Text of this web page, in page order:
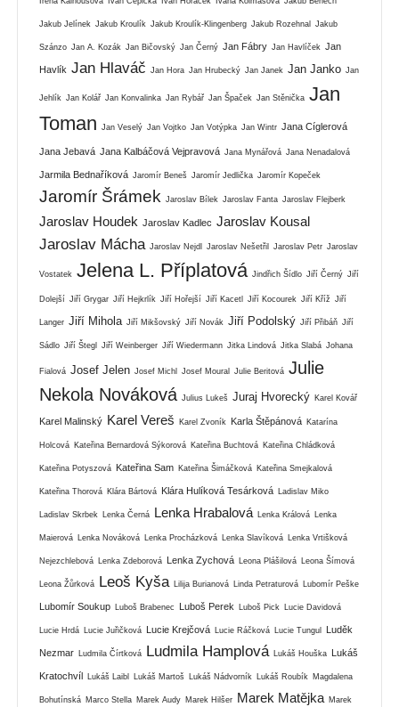
Jakub Jelínek Jakub Kroulík Jakub Kroulík-Klingenberg Jakub Rozehnal Jakub
Szánzo Jan A. Kozák Jan Bičovský Jan Černý Jan Fábry Jan Havlíček Jan
Havlík Jan Hlaváč Jan Hora Jan Hrubecký Jan Janek Jan Janko Jan
Jehlík Jan Kolář Jan Konvalinka Jan Rybář Jan Špaček Jan Stěnička Jan
Toman
Jan Veselý Jan Vojtko Jan Votýpka Jan Wintr Jana Cíglerová
Jana Jebavá Jana Kalbáčová Vejpravová Jana Mynářová Jana Nenadalová
Jarmila Bednaříková Jaromír Beneš Jaromír Jedlička Jaromír Kopeček
Jaromír Šrámek Jaroslav Bílek Jaroslav Fanta Jaroslav Flejberk
Jaroslav Houdek Jaroslav Kadlec Jaroslav Kousal
Jaroslav Mácha Jaroslav Nejdl Jaroslav Nešetřil Jaroslav Petr Jaroslav
Vostatek Jelena L. Příplatová Jindřich Šídlo Jiří Černý Jiří
Dolejší Jiří Grygar Jiří Hejkrlík Jiří Hořejší Jiří Kacetl Jiří Kocourek Jiří Kříž Jiří
Langer Jiří Mihola Jiří Mikšovský Jiří Novák Jiří Podolský Jiří Přibáň Jiří
Sádlo Jiří Štegl Jiří Weinberger Jiří Wiedermann Jitka Lindová Jitka Slabá Johana
Fialová Josef Jelen Josef Michl Josef Moural Julie Beritová Julie
Nekola Nováková Julius Lukeš Juraj Hvorecký Karel Kovář
Karel Malinský Karel Vereš Karel Zvoník Karla Štěpánová Katarína
Holcová Kateřina Bernardová Sýkorová Kateřina Buchtová Kateřina Chládková
Kateřina Potyszová Kateřina Sam Kateřina Šimáčková Kateřina Smejkalová
Kateřina Thorová Klára Bártová Klára Hulíková Tesárková Ladislav Miko
Ladislav Skrbek Lenka Černá Lenka Hrabalová Lenka Králová Lenka
Maierová Lenka Nováková Lenka Procházková Lenka Slavíková Lenka Vrtišková
Nejezchlebová Lenka Zdeborová Lenka Zychová Leona Plášilová Leona Šímová
Leona Žůrková Leoš Kyša Lilija Burianová Linda Petraturová Lubomír Peške
Lubomír Soukup Luboš Brabenec Luboš Perek Luboš Pick Lucie Davidová
Lucie Hrdá Lucie Juřičková Lucie Krejčová Lucie Ráčková Lucie Tungul Luděk
Nezmar Ludmila Čírtková Ludmila Hamplová Lukáš Houška Lukáš
Kratochvíl Lukáš Laibl Lukáš Martoš Lukáš Nádvorník Lukáš Roubík Magdalena
Bohutínská Marco Stella Marek Audy Marek Hilšer Marek Matějka Marek